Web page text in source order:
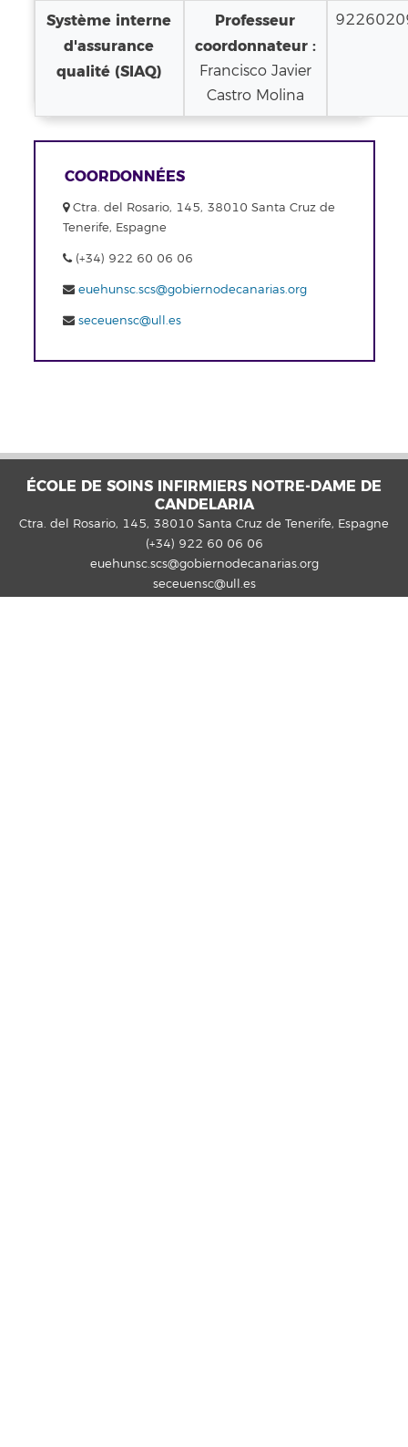
Système interne
d'assurance
qualité (SIAQ)
Professeur
coordonnateur :
Francisco Javier
Castro Molina
COORDONNÉES
Ctra. del Rosario, 145, 38010 Santa Cruz de
Tenerife, Espagne
(+34) 922 60 06 06
euehunsc.scs@gobiernodecanarias.org
seceuensc@ull.es
ÉCOLE DE SOINS INFIRMIERS NOTRE-DAME DE
CANDELARIA
Ctra. del Rosario, 145, 38010 Santa Cruz de Tenerife, Espagne
(+34) 922 60 06 06
euehunsc.scs@gobiernodecanarias.org
seceuensc@ull.es